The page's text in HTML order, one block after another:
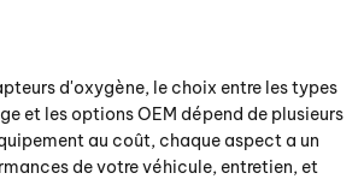
d'oxygène, le choix entre les types
et les options OEM dépend de plusieurs
au coût, chaque aspect a un
de votre véhicule, entretien, et